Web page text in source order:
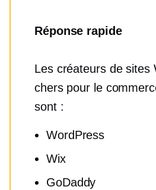
Réponse rapide
Les créateurs de sites
chers pour le
sont :
WordPress
Wix
GoDaddy